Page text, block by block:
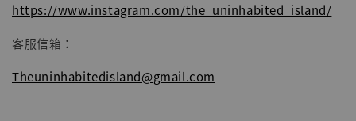
https://www.instagram.com/the_uninhabited_island/
客服信箱：
Theuninhabitedisland@gmail.com